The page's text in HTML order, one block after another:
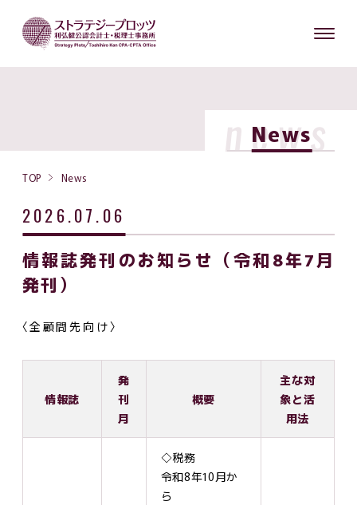
news
News
TOP News
2026.07.06
情報誌発刊のお知らせ（令和8年7月
発刊）
〈全顧問先向け〉
情報誌
発
刊
月
概要
主な対
象と活
用法
◇税務
令和8年10月か
ら